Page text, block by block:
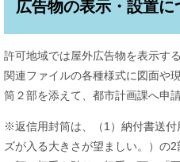
広告物の表示・設置に
許可地域では屋外広告物を表示す
関連ファイルの各種様式に図面や
筒２部を添えて、都市計画課へ申
※返信用封筒は、（1）納付書送
ズが入る大きさが望ましい。）の